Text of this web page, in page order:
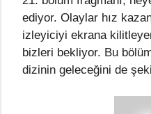
ediyor. Olaylar hız
izleyiciyi ekrana
bizleri bekliyor. Bu
dizinin geleceğini de